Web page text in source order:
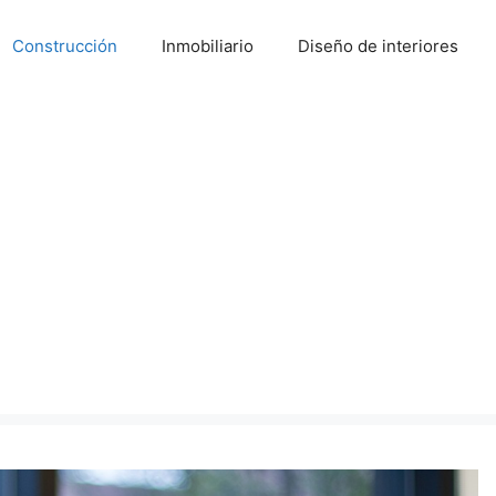
Construcción Inmobiliario Diseño de interiores